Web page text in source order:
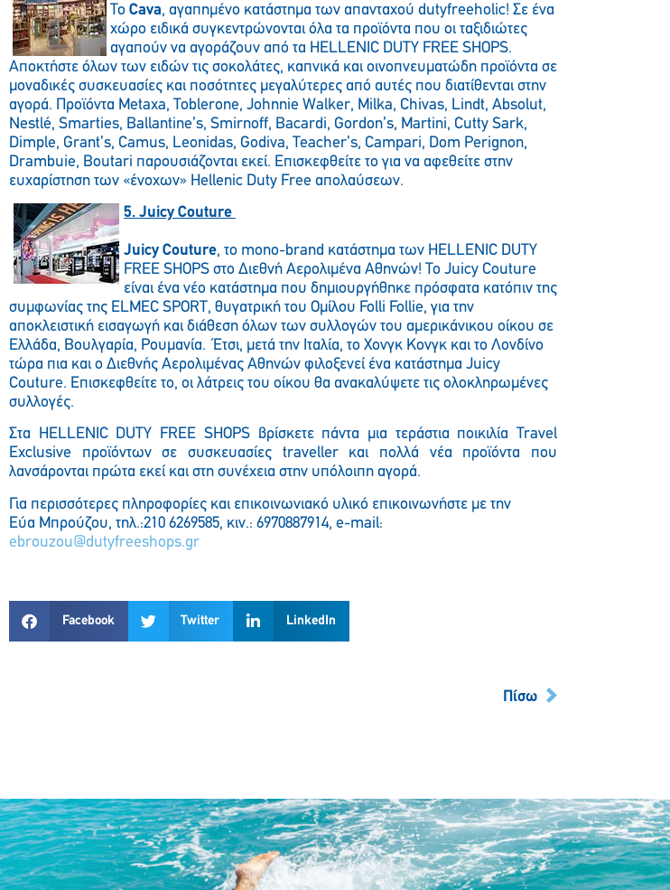
Το Cava, αγαπημένο κατάστημα των απανταχού dutyfreeholic! Σε ένα
χώρο ειδικά συγκεντρώνονται όλα τα προϊόντα που οι ταξιδιώτες
αγαπούν να αγοράζουν από τα HELLENIC DUTY FREE SHOPS.
Αποκτήστε όλων των ειδών τις σοκολάτες, καπνικά και οινοπνευματώδη προϊόντα σε
μοναδικές συσκευασίες και ποσότητες μεγαλύτερες από αυτές που διατίθενται στην
αγορά. Προϊόντα Metaxa, Toblerone, Johnnie Walker, Milka, Chivas, Lindt, Absolut,
Nestlé, Smarties, Ballantine’s, Smirnoff, Bacardi, Gordon’s, Martini, Cutty Sark,
Dimple, Grant’s, Camus, Leonidas, Godiva, Teacher’s, Campari, Dom Perignon,
Drambuie, Boutari παρουσιάζονται εκεί. Επισκεφθείτε το για να αφεθείτε στην
ευχαρίστηση των «ένοχων» Hellenic Duty Free απολαύσεων.
5. Juicy Couture
Juicy Couture, το mono-brand κατάστημα των HELLENIC DUTY
FREE SHOPS στο Διεθνή Αερολιμένα Αθηνών! Το Juicy Couture
είναι ένα νέο κατάστημα που δημιουργήθηκε πρόσφατα κατόπιν της
συμφωνίας της ELMEC SPORT, θυγατρική του Ομίλου Folli Follie, για την
αποκλειστική εισαγωγή και διάθεση όλων των συλλογών του αμερικάνικου οίκου σε
Ελλάδα, Βουλγαρία, Ρουμανία. Έτσι, μετά την Ιταλία, το Χονγκ Κονγκ και το Λονδίνο
τώρα πια και ο Διεθνής Αερολιμένας Αθηνών φιλοξενεί ένα κατάστημα Juicy
Couture. Επισκεφθείτε το, οι λάτρεις του οίκου θα ανακαλύψετε τις ολοκληρωμένες
συλλογές.
Στα HELLENIC DUTY FREE SHOPS βρίσκετε πάντα μια τεράστια ποικιλία Travel
Exclusive προϊόντων σε συσκευασίες traveller και πολλά νέα προϊόντα που
λανσάρονται πρώτα εκεί και στη συνέχεια στην υπόλοιπη αγορά.
Για περισσότερες πληροφορίες και επικοινωνιακό υλικό επικοινωνήστε με την
Εύα Μπρούζου, τηλ.:210 6269585, κιν.: 6970887914, e-mail:
ebrouzou@dutyfreeshops.gr
Facebook Twitter LinkedIn
Πίσω